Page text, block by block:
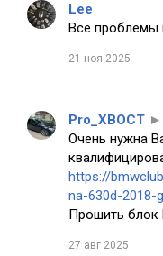
Lee
Все проблемы
21 ноя 2025
Pro_XBOCT ►
Очень нужна
https://
na-630d-2018-
Прошить блок
27 авг 2025